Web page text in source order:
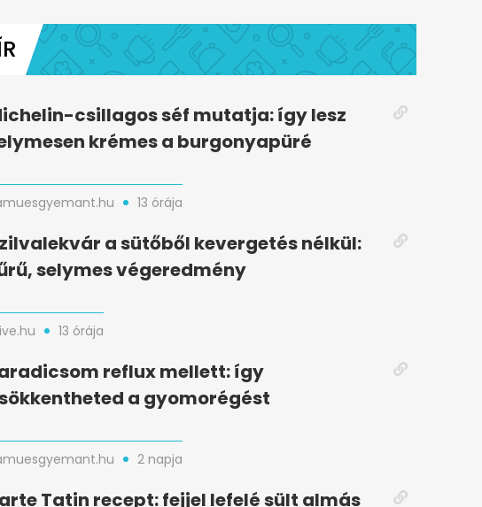
csillagos séf mutatja: így lesz
krémes a burgonyapüré
13 órája
a sütőből kevergetés nélkül:
selymes végeredmény
13 órája
reflux mellett: így
a gyomorégést
2 napja
Tatin recept: fejjel lefelé sült almás